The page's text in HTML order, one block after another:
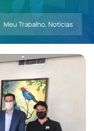
Meu Trabalho, Notícias